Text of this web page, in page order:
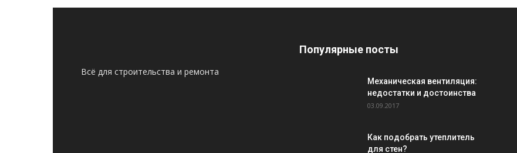
Всё для строительства и ремонта
Популярные посты
Механическая вентиляция:
недостатки и достоинства
03.09.2017
Как подобрать утеплитель
для стен?